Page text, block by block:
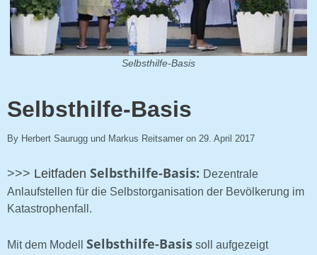
Selbsthilfe-Basis
Selbsthilfe-Basis
By Herbert Saurugg und Markus Reitsamer on 29. April 2017
>>> Leitfaden Selbsthilfe-Basis: Dezentrale
Anlaufstellen für die Selbstorganisation der Bevölkerung im
Katastrophenfall.
Mit dem Modell Selbsthilfe-Basis soll aufgezeigt